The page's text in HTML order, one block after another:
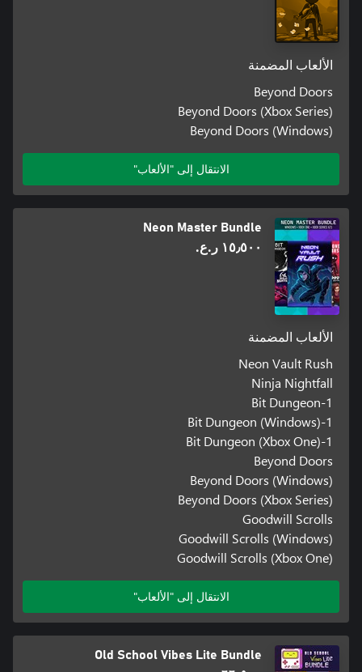
الألعاب المضمنة
Beyond Doors
Beyond Doors (Xbox Series)
Beyond Doors (Windows)
الانتقال إلى "الألعاب"
Neon Master Bundle
١٥٫٥٠٠ ر.ع.‏
الألعاب المضمنة
Neon Vault Rush
Ninja Nightfall
1-Bit Dungeon
1-Bit Dungeon (Windows)
1-Bit Dungeon (Xbox One)
Beyond Doors
Beyond Doors (Windows)
Beyond Doors (Xbox Series)
Goodwill Scrolls
Goodwill Scrolls (Windows)
Goodwill Scrolls (Xbox One)
الانتقال إلى "الألعاب"
Old School Vibes Lite Bundle